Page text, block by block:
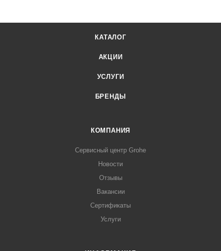
КАТАЛОГ
АКЦИИ
УСЛУГИ
БРЕНДЫ
КОМПАНИЯ
Сервисный центр Grohe
Новости
Отзывы
Вакансии
Сертификаты
Услуги